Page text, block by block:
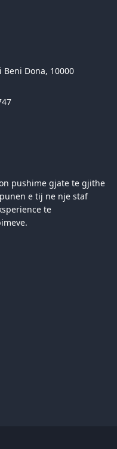
Dona, 10000
pushime gjate te gjithe
e tij ne nje staf
te